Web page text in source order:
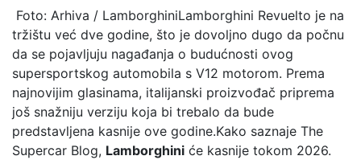
Foto: Arhiva / LamborghiniLamborghini Revuelto je na
tržištu već dve godine, što je dovoljno dugo da počnu
da se pojavljuju nagađanja o budućnosti ovog
supersportskog automobila s V12 motorom. Prema
najnovijim glasinama, italijanski proizvođač priprema
još snažniju verziju koja bi trebalo da bude
predstavljena kasnije ove godine.Kako saznaje The
Supercar Blog, Lamborghini će kasnije tokom 2026.